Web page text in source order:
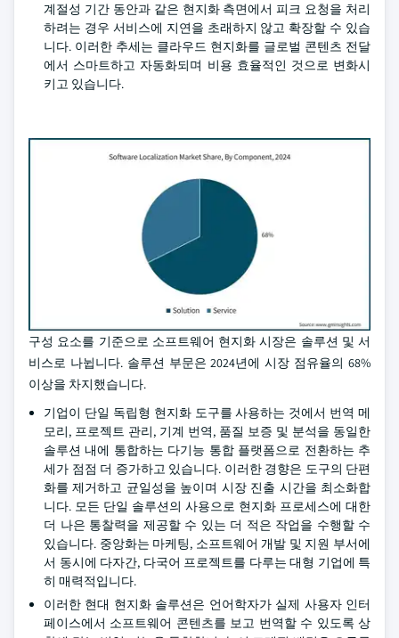
계절성 기간 동안과 같은 현지화 측면에서 피크 요청을 처리
하려는 경우 서비스에 지연을 초래하지 않고 확장할 수 있습
니다. 이러한 추세는 클라우드 현지화를 글로벌 콘텐츠 전달
에서 스마트하고 자동화되며 비용 효율적인 것으로 변화시
키고 있습니다.
구성 요소를 기준으로 소프트웨어 현지화 시장은 솔루션 및 서
비스로 나뉩니다. 솔루션 부문은 2024년에 시장 점유율의 68%
이상을 차지했습니다.
기업이 단일 독립형 현지화 도구를 사용하는 것에서 번역 메
모리, 프로젝트 관리, 기계 번역, 품질 보증 및 분석을 동일한
솔루션 내에 통합하는 다기능 통합 플랫폼으로 전환하는 추
세가 점점 더 증가하고 있습니다. 이러한 경향은 도구의 단편
화를 제거하고 균일성을 높이며 시장 진출 시간을 최소화합
니다. 모든 단일 솔루션의 사용으로 현지화 프로세스에 대한
더 나은 통찰력을 제공할 수 있는 더 적은 작업을 수행할 수
있습니다. 중앙화는 마케팅, 소프트웨어 개발 및 지원 부서에
서 동시에 다자간, 다국어 프로젝트를 다루는 대형 기업에 특
히 매력적입니다.
이러한 현대 현지화 솔루션은 언어학자가 실제 사용자 인터
페이스에서 소프트웨어 콘텐츠를 보고 번역할 수 있도록 상